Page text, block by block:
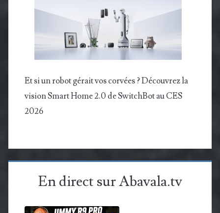
Et si un robot gérait vos corvées ? Découvrez la
vision Smart Home 2.0 de SwitchBot au CES
2026
En direct sur Abavala.tv